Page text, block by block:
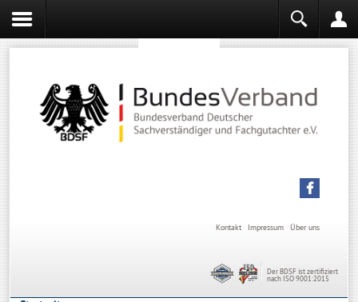
Über uns
Impressum
Kontakt
Der BDSF ist zertifiziert
nach ISO 9001:2015